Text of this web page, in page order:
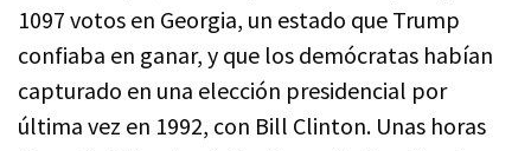
1097 votos en Georgia, un estado que Trump
confiaba en ganar, y que los demócratas habían
capturado en una elección presidencial por
última vez en 1992, con Bill Clinton. Unas horas